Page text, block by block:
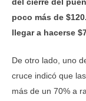
poco más de
llegar a hacerse
De otro lado, uno
cruce indicó que
más de un 70% a